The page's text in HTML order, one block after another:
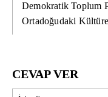
Demokratik Toplum
Ortadoğudaki
CEVAP VER